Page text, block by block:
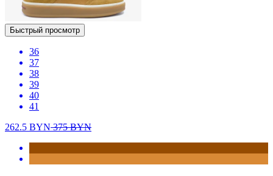
Быстрый просмотр
36
37
38
39
40
41
262.5 BYN375BYN